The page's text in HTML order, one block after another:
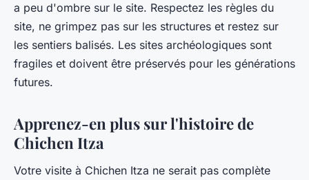
a peu d'ombre sur le site. Respectez les règles du
site, ne grimpez pas sur les structures et restez sur
les sentiers balisés. Les sites archéologiques sont
fragiles et doivent être préservés pour les générations
futures.
Apprenez-en plus sur l'histoire de
Chichen Itza
Votre visite à Chichen Itza ne serait pas complète